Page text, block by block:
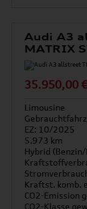
Audi A3
MATRIX
35.950,00 €
Limousine
EZ: 10/2025
5.973 km
Hybrid